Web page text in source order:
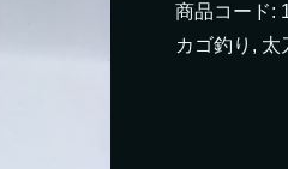
商品コード:
カゴ釣り , 太